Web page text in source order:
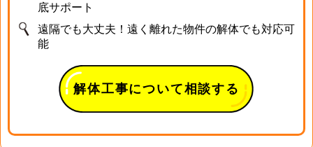
底サポート
遠隔でも大丈夫！遠く離れた物件の解体でも対応可
能
解体工事について相談する